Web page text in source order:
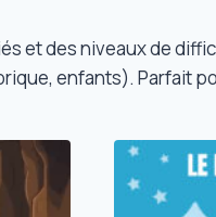
et des niveaux de
enfants). Parfait